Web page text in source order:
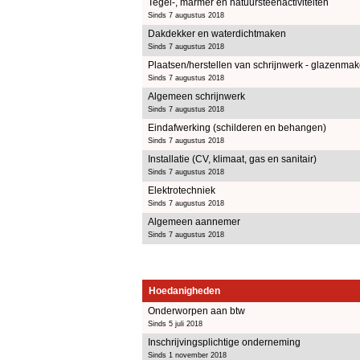
Tegel-, marmer en natuursteenactiviteiten
Sinds 7 augustus 2018
Dakdekker en waterdichtmaken
Sinds 7 augustus 2018
Plaatsen/herstellen van schrijnwerk -
Sinds 7 augustus 2018
Algemeen schrijnwerk
Sinds 7 augustus 2018
Eindafwerking (schilderen en behangen)
Sinds 7 augustus 2018
Installatie (CV, klimaat, gas en sanitair)
Sinds 7 augustus 2018
Elektrotechniek
Sinds 7 augustus 2018
Algemeen aannemer
Sinds 7 augustus 2018
Hoedanigheden
Onderworpen aan btw
Sinds 5 juli 2018
Inschrijvingsplichtige onderneming
Sinds 1 november 2018